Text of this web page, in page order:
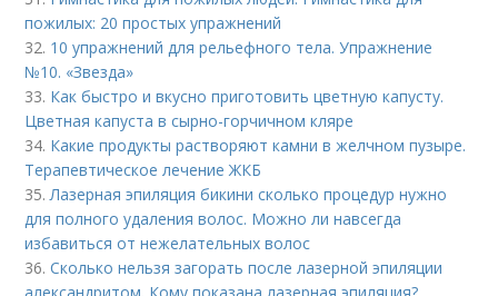
пожилых: 20 простых упражнений
32. 10 упражнений для рельефного тела. Упражнение
№10. «Звезда»
33. Как быстро и вкусно приготовить цветную капусту.
Цветная капуста в сырно-горчичном кляре
34. Какие продукты растворяют камни в желчном пузыре.
Терапевтическое лечение ЖКБ
35. Лазерная эпиляция бикини сколько процедур нужно
для полного удаления волос. Можно ли навсегда
избавиться от нежелательных волос
36.Сколько нельзя загорать после лазерной эпиляции
александритом. Кому показана лазерная эпиляция?